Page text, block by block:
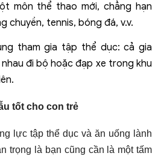
môn thể thao mới, chẳng hạn
chuyền, tennis, bóng đá, v.v.
tham gia tập thể dục: cả gia
đi bộ hoặc đạp xe trong khu
tốt cho con trẻ
lực tập thể dục và ăn uống lành
trọng là bạn cũng cần là một tấm